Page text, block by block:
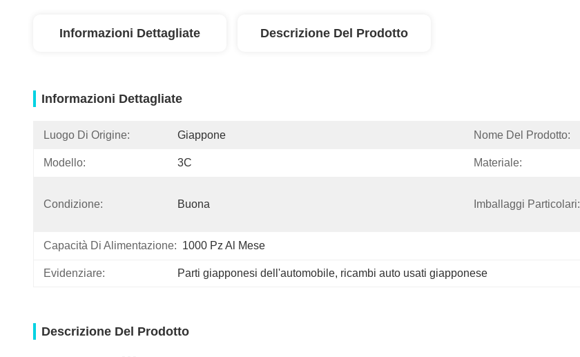
Informazioni Dettagliate Descrizione Del Prodotto
Informazioni Dettagliate
Luogo Di Origine: Giappone Nome Del Prodotto:
Modello: 3C Materiale:
Condizione: Buona Imballaggi Particolari:
Capacità Di Alimentazione: 1000 Pz Al Mese
Evidenziare: Parti giapponesi dell'automobile, ricambi auto usati giapponese
Descrizione Del Prodotto